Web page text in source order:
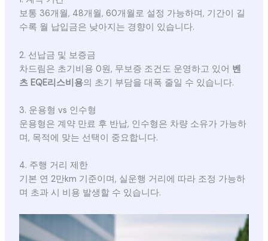
보통 36개월, 48개월, 60개월로 설정 가능하며, 기간이 길
수록 월 납입금은 낮아지는 경향이 있습니다.
2. 선납금 및 보증금
차드림은 초기비용 0원, 무보증 조건도 운영하고 있어 벤
츠 EQE리스비용의 초기 부담을 대폭 줄일 수 있습니다.
3. 운용형 vs 인수형
운용형은 계약 만료 후 반납, 인수형은 차량 소유가 가능하
며, 목적에 맞는 선택이 중요합니다.
4. 주행 거리 제한
기본 연 2만km 기준이며, 실운행 거리에 따라 조정 가능하
며 초과 시 비용 발생할 수 있습니다.